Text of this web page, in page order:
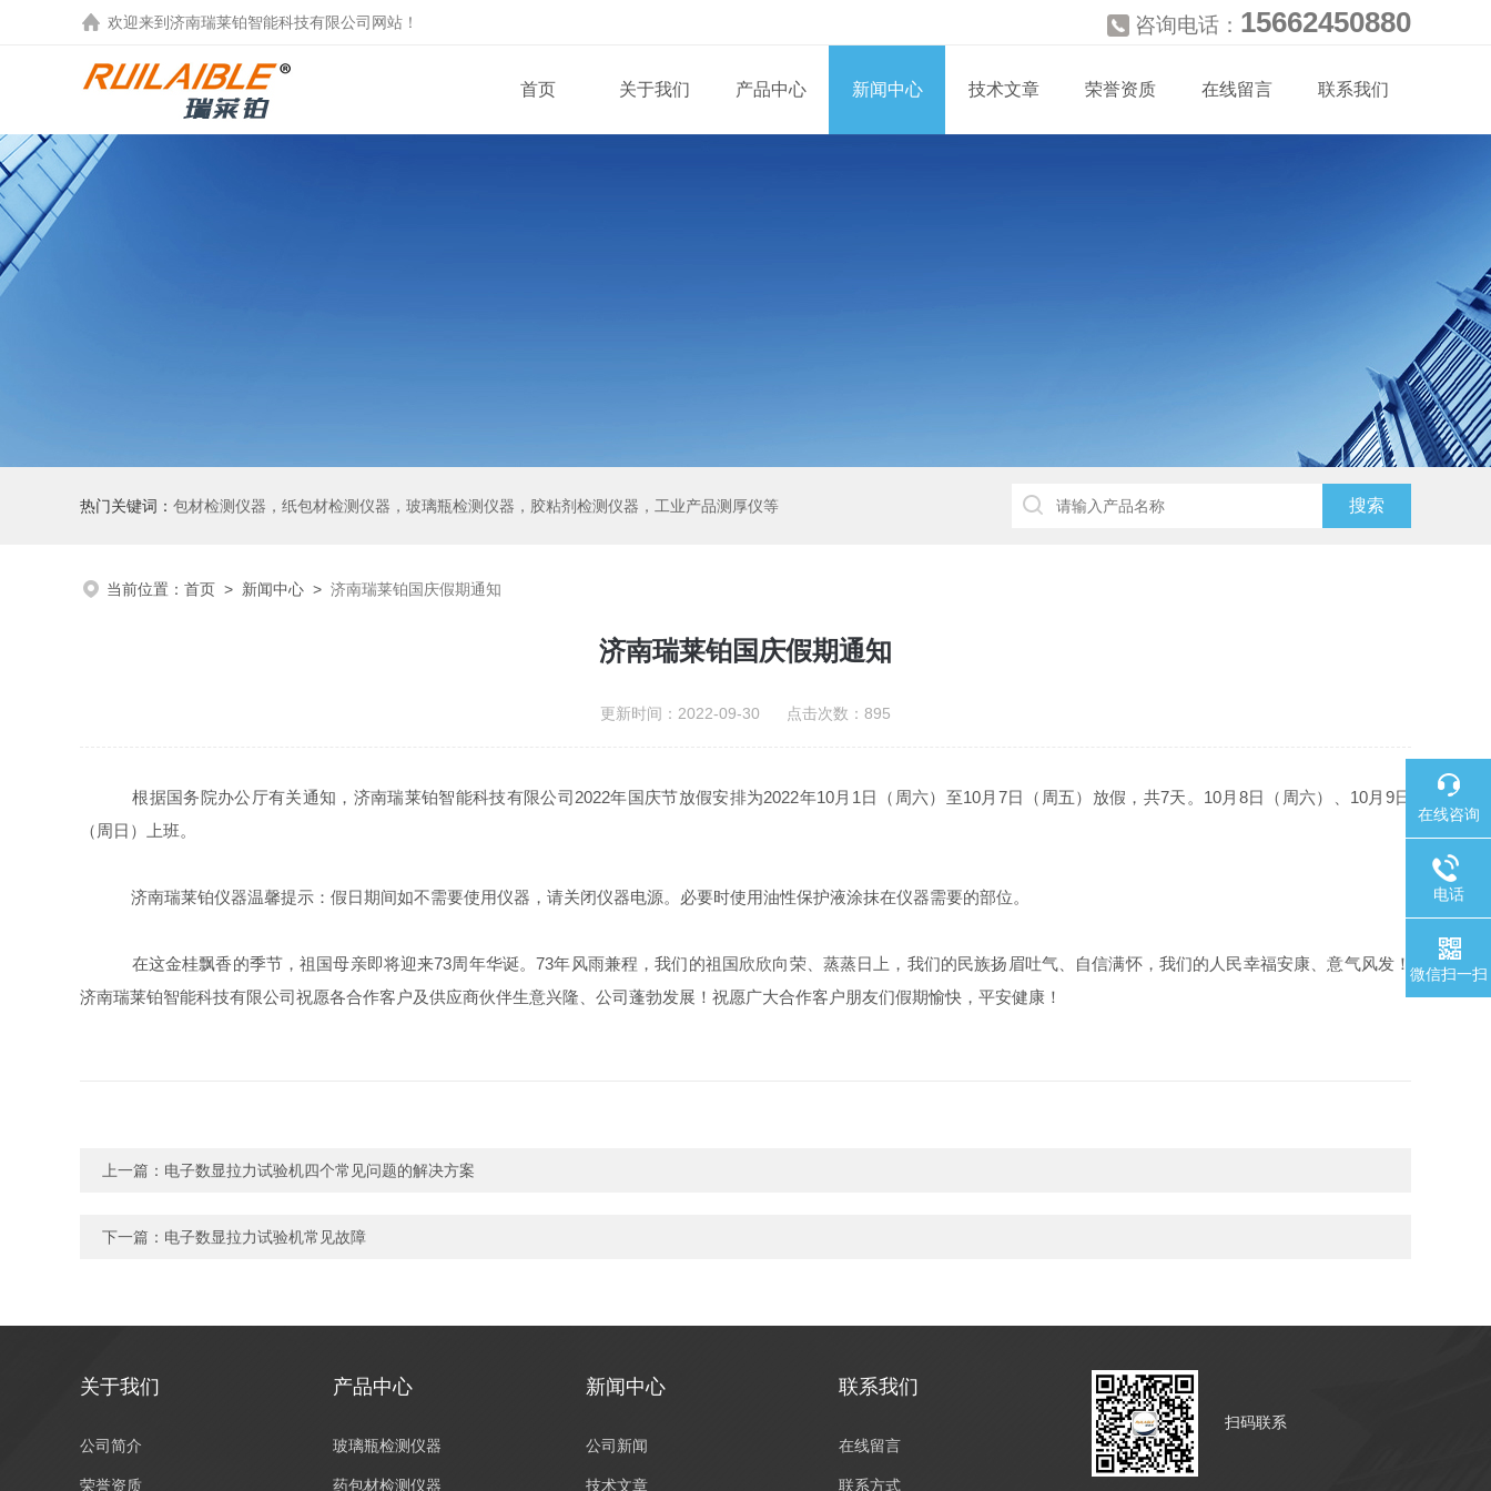
欢迎来到 济南瑞莱铂智能科技有限公司 网站！ 咨询电话： 15662450880
首页 关于我们 产品中心 新闻中心 技术文章 荣誉资质 在线留言 联系我们
热门关键词： 包材检测仪器，纸包材检测仪器，玻璃瓶检测仪器，胶粘剂检测仪器，工业产品测厚仪等
当前位置： 首页 > 新闻中心 > 济南瑞莱铂国庆假期通知
济南瑞莱铂国庆假期通知
更新时间：2022-09-30 点击次数：895
根据国务院办公厅有关通知，济南瑞莱铂智能科技有限公司2022年国庆节放假安排为2022年10月1日（周六）至10月7日（周五）放假，共7天。10月8日（周六）、10月9日
（周日）上班。
济南瑞莱铂仪器温馨提示：假日期间如不需要使用仪器，请关闭仪器电源。必要时使用油性保护液涂抹在仪器需要的部位。
在这金桂飘香的季节，祖国母亲即将迎来73周年华诞。73年风雨兼程，我们的祖国欣欣向荣、蒸蒸日上，我们的民族扬眉吐气、自信满怀，我们的人民幸福安康、意气风发！
济南瑞莱铂智能科技有限公司祝愿各合作客户及供应商伙伴生意兴隆、公司蓬勃发展！祝愿广大合作客户朋友们假期愉快，平安健康！
上一篇： 电子数显拉力试验机四个常见问题的解决方案
下一篇： 电子数显拉力试验机常见故障
关于我们
公司简介
荣誉资质
产品中心
玻璃瓶检测仪器
药包材检测仪器
新闻中心
公司新闻
技术文章
联系我们
在线留言
联系方式
扫码联系
在线咨询
电话
微信扫一扫